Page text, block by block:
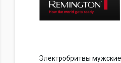
Электробритвы мужские